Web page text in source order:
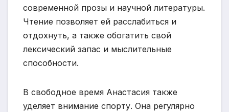
современной прозы и научной литературы.
Чтение позволяет ей расслабиться и
отдохнуть, а также обогатить свой
лексический запас и мыслительные
способности.
В свободное время Анастасия также
уделяет внимание спорту. Она регулярно